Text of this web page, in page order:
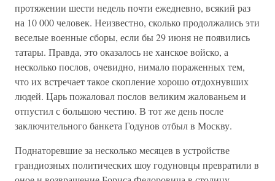
протяжении шести недель почти ежедневно, всякий раз
на 10 000 человек. Неизвестно, сколько продолжались эти
веселые военные сборы, если бы 29 июня не появились
татары. Правда, это оказалось не ханское войско, а
несколько послов, очевидно, нимало пораженных тем,
что их встречает такое скопление хорошо отдохнувших
людей. Царь пожаловал послов великим жалованьем и
отпустил с большою честию. В тот же день после
заключительного банкета Годунов отбыл в Москву.
Поднаторевшие за несколько месяцев в устройстве
грандиозных политических шоу годуновцы превратили в